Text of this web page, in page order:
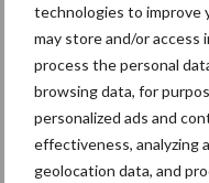
technologies to improve
may store and/or access
process the personal
browsing data, for
personalized ads and
effectiveness, analyzing
geolocation data, and
23 dec
EU-
maar
22 dec